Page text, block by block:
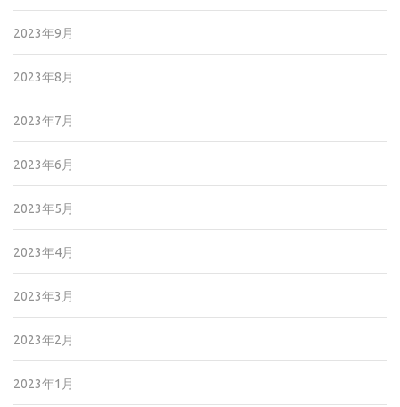
2023年9月
2023年8月
2023年7月
2023年6月
2023年5月
2023年4月
2023年3月
2023年2月
2023年1月